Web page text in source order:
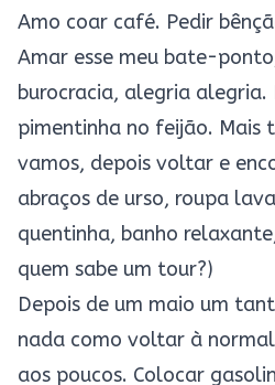
Amo coar café. Pedir
Amar esse meu bate-
burocracia, alegria alegria.
pimentinha no feijão. Mais
vamos, depois voltar e
abraços de urso, roupa
quentinha, banho
quem sabe um tour?)
Depois de um maio um
nada como voltar à
aos poucos. Colocar